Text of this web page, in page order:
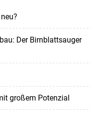
Der Birnblattsauger
großem Potenzial